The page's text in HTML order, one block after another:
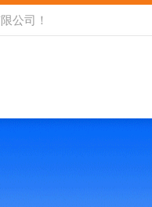
公司 ！